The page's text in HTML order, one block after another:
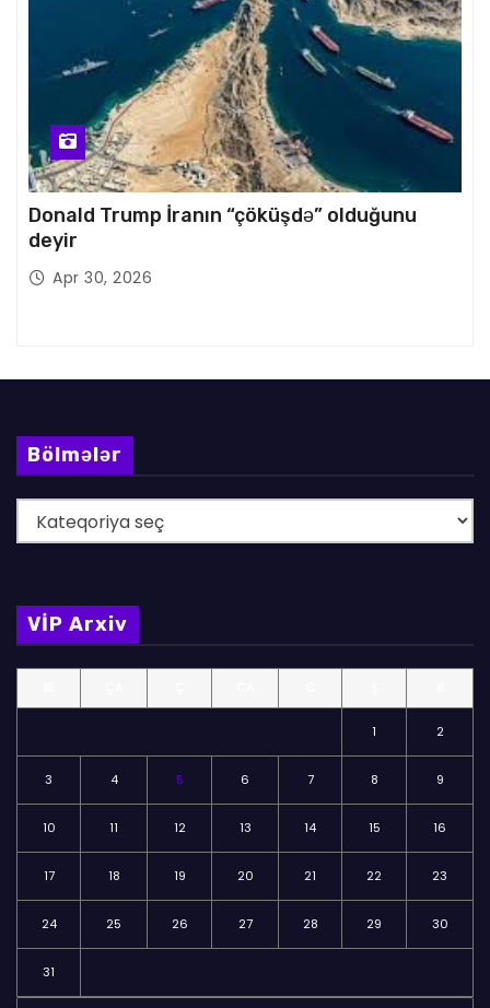
Donald Trump İranın “çöküşdə” olduğunu
deyir
Apr 30, 2026
Bölmələr
ö
m
l
VİP Arxiv
1 2
3 4 5 6 7 8 9
10 11 12 13 14 15 16
17 18 19 20 21 22 23
24 25 26 27 28 29 30
31